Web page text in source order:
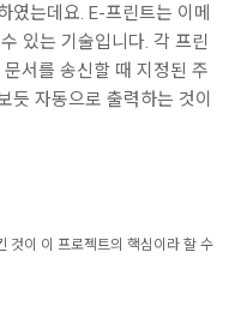
는데요. E-프린트는 이메
있는 기술입니다. 각 프린
서를 송신할 때 지정된 주
듯 자동으로 출력하는 것이
것이 이 프로젝트의 핵심이라 할 수